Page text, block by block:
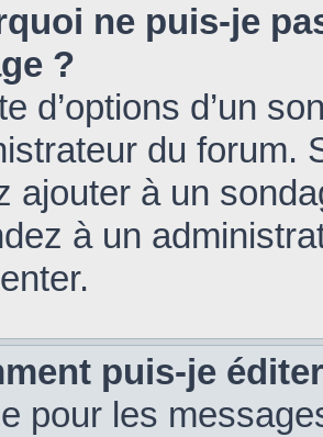
ne puis-je
?
d’options d’un
du forum.
ajouter à un
à un
puis-je
pour les